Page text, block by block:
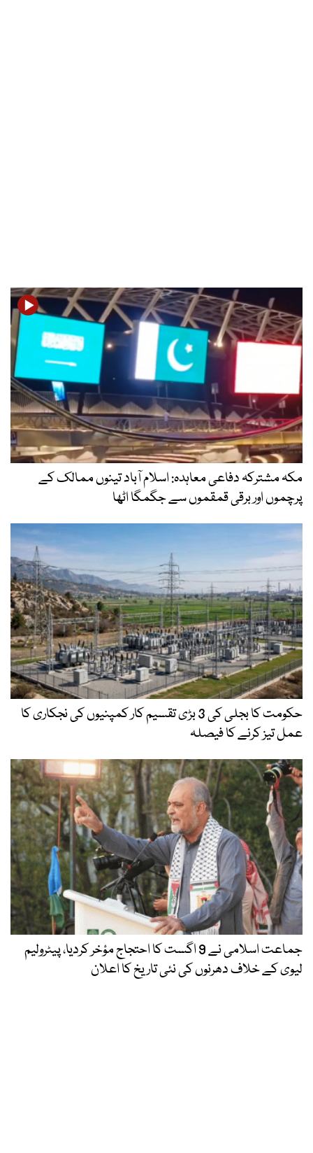
مکہ مشترکہ دفاعی معاہدہ: اسلام آباد تینوں ممالک کے
پرچموں اور برقی قمقموں سے جگمگا اٹھا
حکومت کا بجلی کی 3 بڑی تقسیم کار کمپنیوں کی نجکاری کا
عمل تیز کرنے کا فیصلہ
جماعت اسلامی نے 9 اگست کا احتجاج مؤخر کردیا، پیٹرولیم
لیوی کے خلاف دھرنوں کی نئی تاریخ کا اعلان